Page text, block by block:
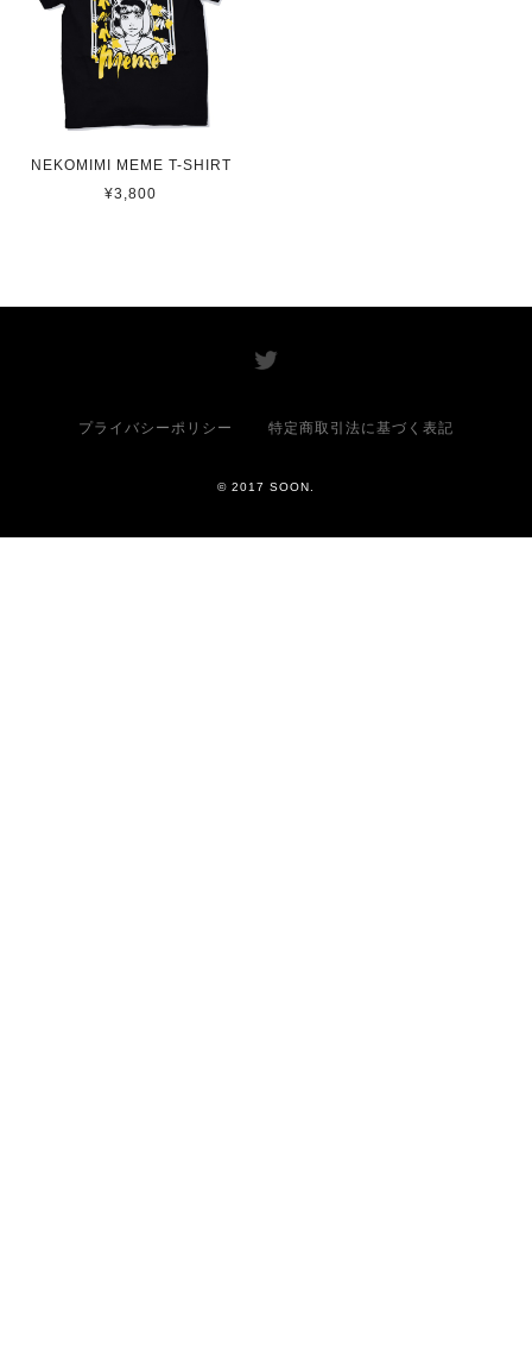
NEKOMIMI MEME T-SHIRT
¥3,800
プライバシーポリシー 特定商取引法に基づく表記
© 2017 SOON.